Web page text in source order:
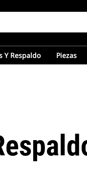
Y Respaldo Piezas